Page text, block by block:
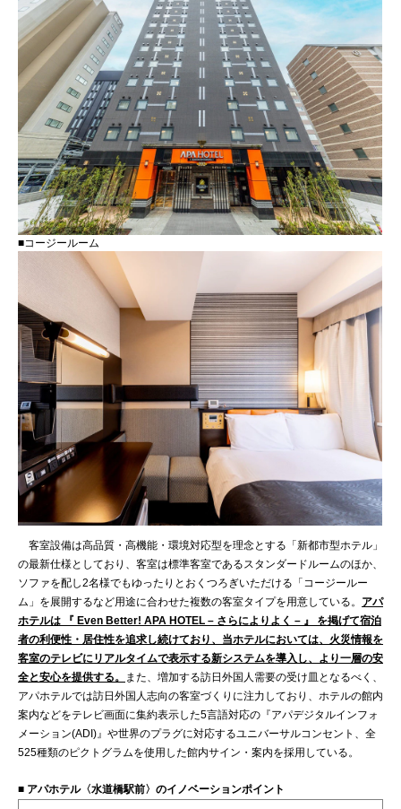
■コージールーム
客室設備は高品質・高機能・環境対応型を理念とする「新都市型ホテル」
の最新仕様としており、客室は標準客室であるスタンダードルームのほか、
ソファを配し2名様でもゆったりとおくつろぎいただける「コージールー
ム」を展開するなど用途に合わせた複数の客室タイプを用意している。 アパ
ホテルは 『 Even Better! APA HOTEL – さらによりよく – 』 を掲げて宿泊
者の利便性・居住性を追求し続けており、当ホテルにおいては、火災情報を
客室のテレビにリアルタイムで表示する新システムを導入し、より一層の安
全と安心を提供する。
また、増加する訪日外国人需要の受け皿となるべく、
アパホテルでは訪日外国人志向の客室づくりに注力しており、ホテルの館内
案内などをテレビ画面に集約表示した5言語対応の『アパデジタルインフォ
メーション(ADI)』や世界のプラグに対応するユニバーサルコンセント、全
525種類のピクトグラムを使用した館内サイン・案内を採用している。
■ アパホテル〈水道橋駅前〉のイノベーションポイント